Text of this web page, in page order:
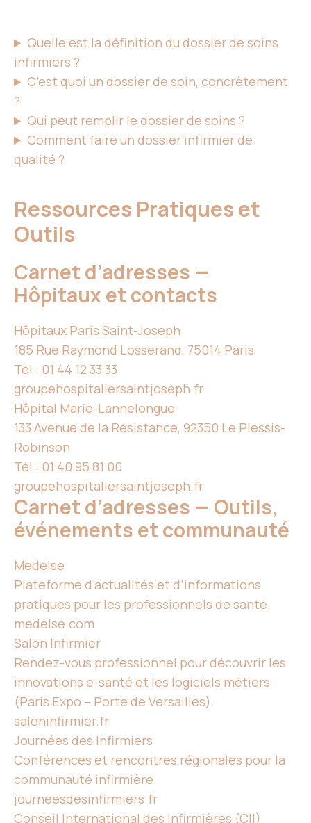
Quelle est la définition du dossier de soins
infirmiers ?
C’est quoi un dossier de soin, concrètement
?
Qui peut remplir le dossier de soins ?
Comment faire un dossier infirmier de
qualité ?
Ressources Pratiques et
Outils
Carnet d’adresses —
Hôpitaux et contacts
Hôpitaux Paris Saint-Joseph
185 Rue Raymond Losserand, 75014 Paris
Tél : 01 44 12 33 33
groupehospitaliersaintjoseph.fr
Hôpital Marie-Lannelongue
133 Avenue de la Résistance, 92350 Le Plessis-
Robinson
Tél : 01 40 95 81 00
groupehospitaliersaintjoseph.fr
Carnet d’adresses — Outils,
événements et communauté
Medelse
Plateforme d’actualités et d’informations
pratiques pour les professionnels de santé.
medelse.com
Salon Infirmier
Rendez-vous professionnel pour découvrir les
innovations e-santé et les logiciels métiers
(Paris Expo – Porte de Versailles).
saloninfirmier.fr
Journées des Infirmiers
Conférences et rencontres régionales pour la
communauté infirmière.
journeesdesinfirmiers.fr
Conseil International des Infirmières (CII)